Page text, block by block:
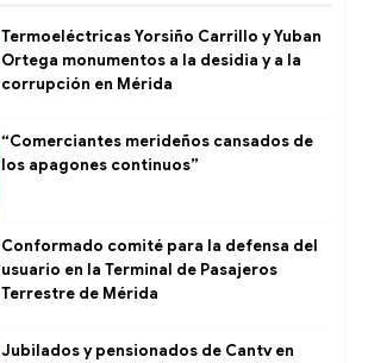
Termoeléctricas Yorsiño Carrillo y Yuban
Ortega monumentos a la desidia y a la
corrupción en Mérida
“Comerciantes merideños cansados de
los apagones continuos”
Conformado comité para la defensa del
usuario en la Terminal de Pasajeros
Terrestre de Mérida
Jubilados y pensionados de Cantv en